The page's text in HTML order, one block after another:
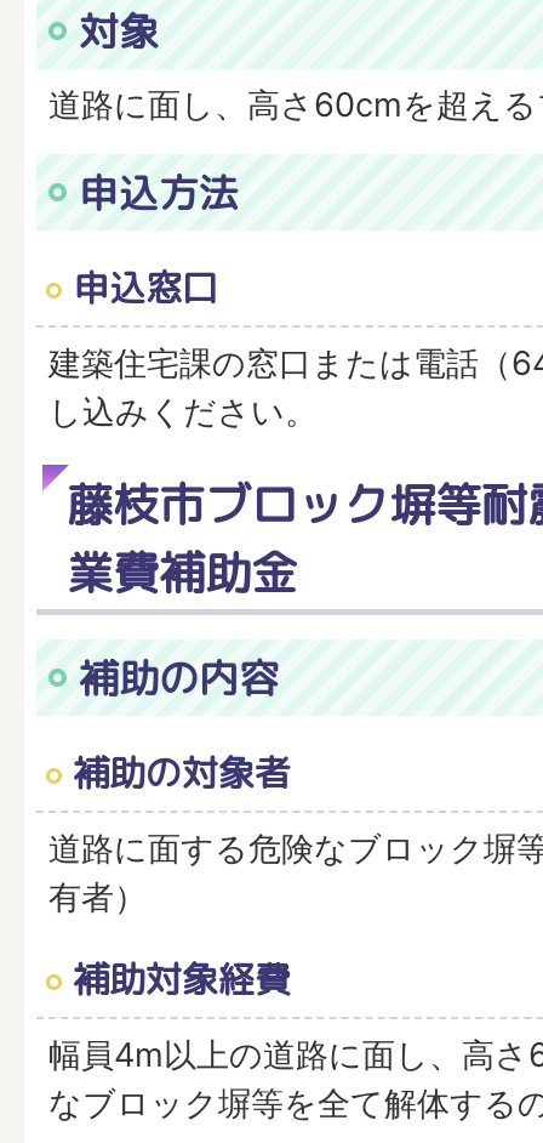
対象
道路に面し、高さ60cmを超え
申込方法
申込窓口
建築住宅課の窓口または電話（
し込みください。
藤枝市ブロック塀等
業費補助金
補助の内容
補助の対象者
道路に面する危険なブロック塀
有者）
補助対象経費
幅員4m以上の道路に面し、高
なブロック塀等を全て解体する